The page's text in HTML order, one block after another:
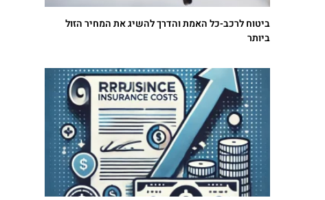
ביטוח לרכב-כל האמת והדרך להשיג את המחיר הזול
ביותר